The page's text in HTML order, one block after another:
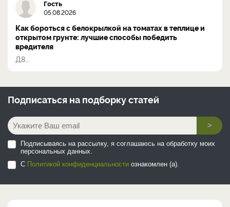
Гость
05.08.2026
Как бороться с белокрылкой на томатах в теплице и
открытом грунте: лучшие способы победить
вредителя
Д8...
Подписаться на подборку статей
>
Подписываясь на рассылку, я соглашаюсь на обработку моих
персональных данных.
С Политикой конфиденциальности ознакомлен (а).